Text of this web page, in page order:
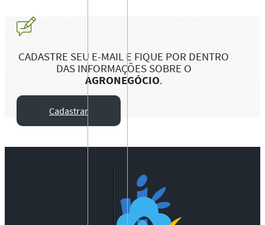
CADASTRE SEU E-MAIL E FIQUE POR DENTRO
DAS INFORMAÇÕES SOBRE O
AGRONEGÓCIO.
Cadastrar